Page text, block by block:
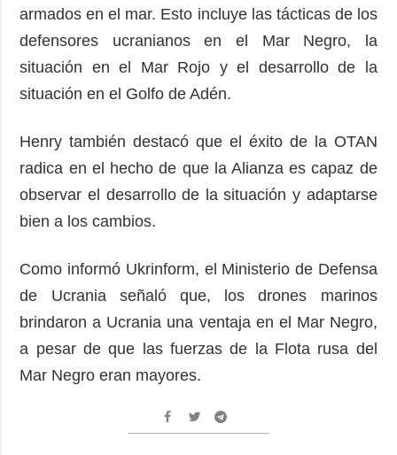
armados en el mar. Esto incluye las tácticas de los
defensores ucranianos en el Mar Negro, la
situación en el Mar Rojo y el desarrollo de la
situación en el Golfo de Adén.
Henry también destacó que el éxito de la OTAN
radica en el hecho de que la Alianza es capaz de
observar el desarrollo de la situación y adaptarse
bien a los cambios.
Como informó Ukrinform, el Ministerio de Defensa
de Ucrania señaló que, los drones marinos
brindaron a Ucrania una ventaja en el Mar Negro,
a pesar de que las fuerzas de la Flota rusa del
Mar Negro eran mayores.